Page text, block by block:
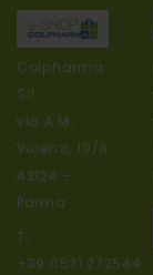
Colpharma
Srl
via A.M.
Vicenzi, 19/A
43124 –
Parma
T.
+39.0521.272544